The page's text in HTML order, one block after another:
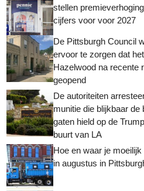
stellen
cijfers voor voor 2027
De Pittsburgh Council
ervoor te zorgen dat
Hazelwood na recente
geopend
De autoriteiten
munitie die blijkbaar de
gaten hield op de
buurt van LA
Hoe en waar je
in augustus in